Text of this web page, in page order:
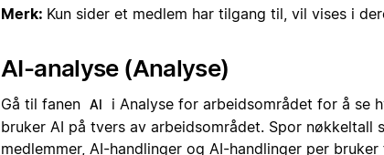
Merk: Kun sider et medlem har tilgang til, vil vises i
AI-analyse (Analyse)
Gå til fanen AI
i Analyse for arbeidsområdet for å se
bruker AI på tvers av arbeidsområdet. Spor nøkkeltall
medlemmer, AI-handlinger og AI-handlinger per